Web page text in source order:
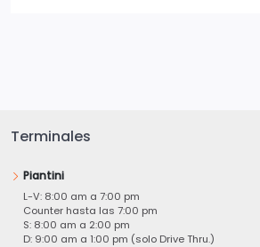
Terminales
Piantini
L-V: 8:00 am a 7:00 pm
Counter hasta las 7:00 pm
S: 8:00 am a 2:00 pm
D: 9:00 am a 1:00 pm (solo Drive Thru.)